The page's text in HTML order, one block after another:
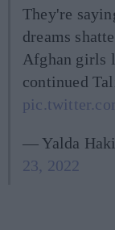
They're
dreams
Afghan girls
continued
— Yalda
23, 2022